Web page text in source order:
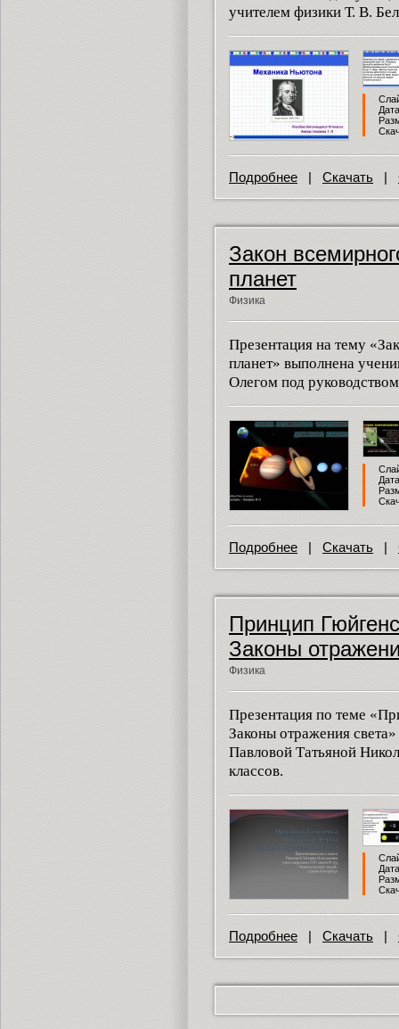
учителем физики Т. В.
Подробнее | Скачать |
Закон
планет
Физика
Презентация на тему
планет» выполнена
Олегом под
Подробнее | Скачать |
Принцип
Законы
Физика
Презентация по теме
Законы отражения
Павловой Татьяной
классов.
Подробнее | Скачать |